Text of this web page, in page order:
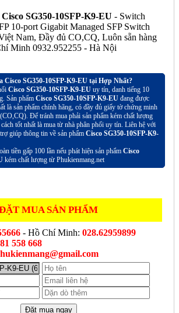
Cisco SG350-10SFP-K9-EU - Switch
10-port Gigabit Managed SFP Switch
Nam, Đầy đủ CO,CQ, Luôn sẵn hàng
Minh 0932.952255 - Hà Nội
Cisco SG350-10SFP-K9-EU tại Hợp Nhất?
Cisco SG350-10SFP-K9-EU uy tín, danh tiếng 10
Sản phẩm Cisco SG350-10SFP-K9-EU đang được
là sản phẩm chính hãng, có đầy đủ giấy tờ chứng minh
Để tránh mua phải sản phẩm kém chất lượng
tốt nhất là mua từ nhà phân phối uy tín. Liên hệ với
giúp thông tin về sản phẩm Cisco SG350-10SFP-K9-
tiền gấp 100 lần nếu phát hiện sản phẩm Cisco
kém chất lượng từ Phukienmang.net
MUA SẢN PHẨM
- Hồ Chí Minh: 028.62959899
558 668